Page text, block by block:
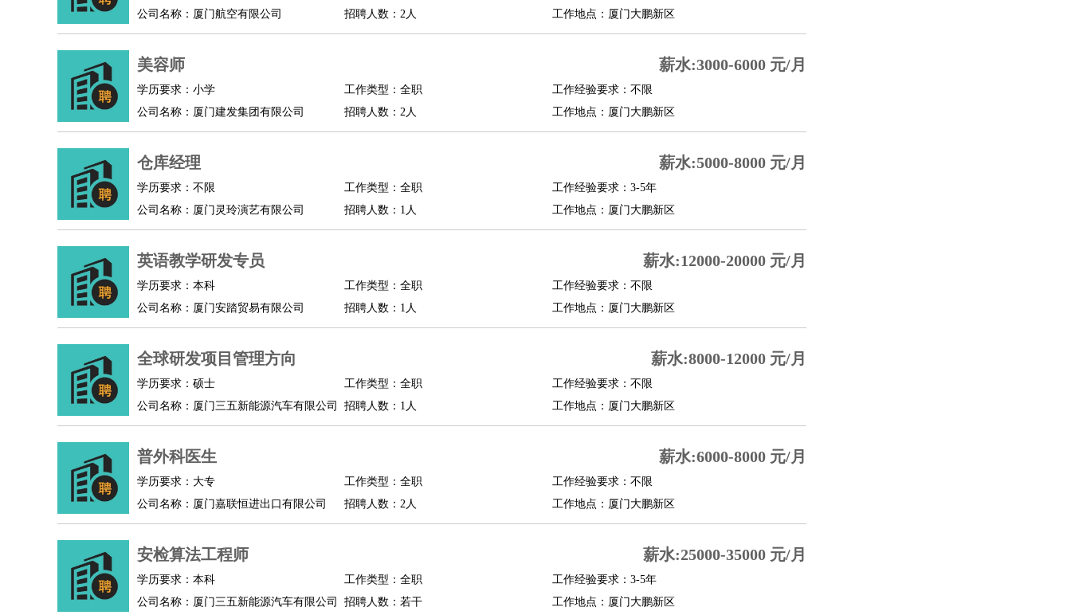
公司名称：厦门航空有限公司
招聘人数：2人 工作地点：厦门大鹏新区
美容师 薪水:3000-6000 元/月
学历要求：小学 工作类型：全职
工作经验要求：不限
公司名称：厦门建发集团有限公司
招聘人数：2人 工作地点：厦门大鹏新区
仓库经理 薪水:5000-8000 元/月
学历要求：不限 工作类型：全职
工作经验要求：3-5年
公司名称：厦门灵玲演艺有限公司
招聘人数：1人 工作地点：厦门大鹏新区
英语教学研发专员 薪水:12000-20000 元/月
学历要求：本科 工作类型：全职
工作经验要求：不限
公司名称：厦门安踏贸易有限公司
招聘人数：1人 工作地点：厦门大鹏新区
全球研发项目管理方向 薪水:8000-12000 元/月
学历要求：硕士 工作类型：全职
工作经验要求：不限
公司名称：厦门三五新能源汽车有限公司
招聘人数：1人 工作地点：厦门大鹏新区
普外科医生 薪水:6000-8000 元/月
学历要求：大专 工作类型：全职
工作经验要求：不限
公司名称：厦门嘉联恒进出口有限公司
招聘人数：2人 工作地点：厦门大鹏新区
安检算法工程师 薪水:25000-35000 元/月
学历要求：本科 工作类型：全职
工作经验要求：3-5年
公司名称：厦门三五新能源汽车有限公司
招聘人数：若干 工作地点：厦门大鹏新区